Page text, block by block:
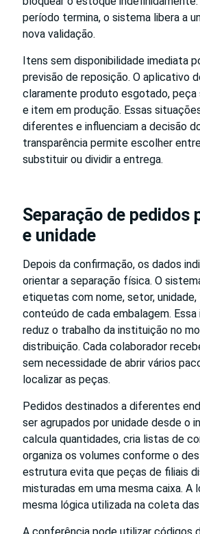
período termina, o sistema libera a
nova validação.
Itens sem disponibilidade imediata
previsão de reposição. O aplicativo
claramente produto esgotado, peça
e item em produção. Essas
diferentes e influenciam a decisão
transparência permite escolher
substituir ou dividir a entrega.
Separação de pedidos
e unidade
Depois da confirmação, os dados
orientar a separação física. O
etiquetas com nome, setor, unidade,
conteúdo de cada embalagem.
reduz o trabalho da instituição no
distribuição. Cada colaborador
sem necessidade de abrir vários
localizar as peças.
Pedidos destinados a diferentes
ser agrupados por unidade desde o
calcula quantidades, cria listas de
organiza os volumes conforme o
estrutura evita que peças de filiais
misturadas em uma mesma caixa. A
mesma lógica utilizada na coleta
A conferência pode utilizar códigos